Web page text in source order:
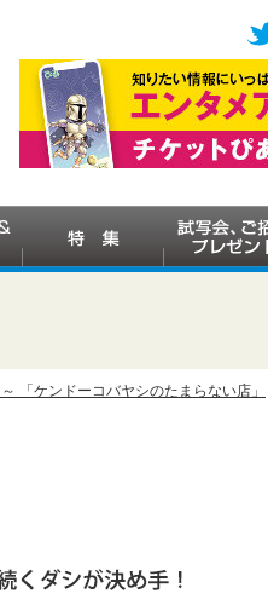
「ケンドーコバヤシのたまらない店」